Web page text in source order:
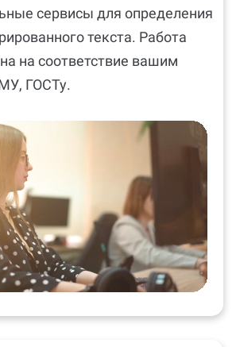
сервисы для определения
текста. Работа
на соответствие вашим
ГОСТу.